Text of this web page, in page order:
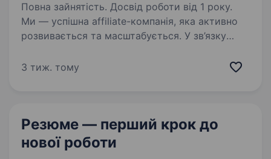
Повна зайнятість. Досвід роботи від 1 року.
Ми — успішна affiliate-компанія, яка активно
розвивається та масштабується. У зв’язку
який підсилить нашу команду та стане
3 тиж. тому
Резюме — перший крок до
нової роботи